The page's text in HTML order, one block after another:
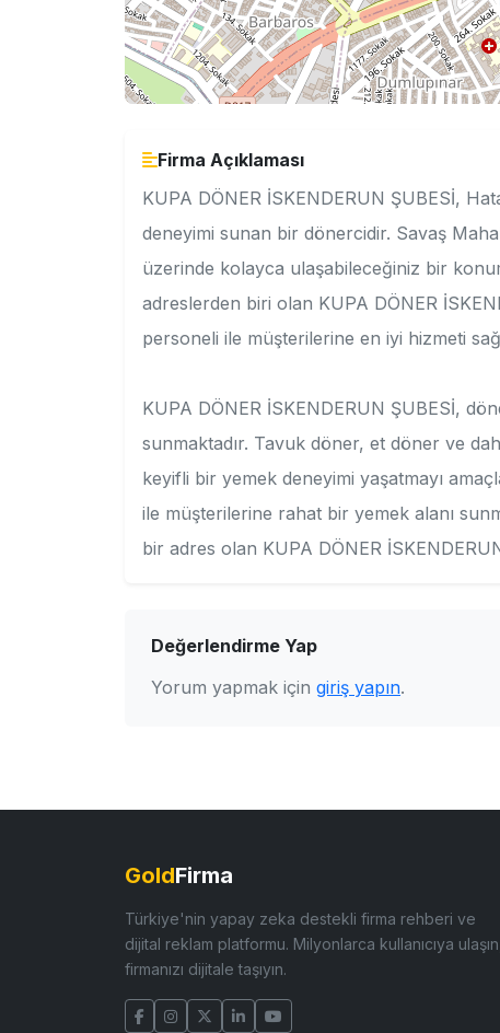
Firma Açıklaması
KUPA DÖNER İSKENDERUN ŞUBESİ,
deneyimi sunan bir dönercidir. Savaş
üzerinde kolayca ulaşabileceğiniz bir
adreslerden biri olan KUPA DÖNER
personeli ile müşterilerine en iyi hizmeti
KUPA DÖNER İSKENDERUN ŞUBESİ,
sunmaktadır. Tavuk döner, et döner ve
keyifli bir yemek deneyimi yaşatmayı
ile müşterilerine rahat bir yemek alanı
bir adres olan KUPA DÖNER
Değerlendirme Yap
Yorum yapmak için giriş yapın.
GoldFirma
Türkiye'nin yapay zeka destekli firma rehberi ve
dijital reklam platformu. Milyonlarca kullanıcıya ulaşın,
firmanızı dijitale taşıyın.